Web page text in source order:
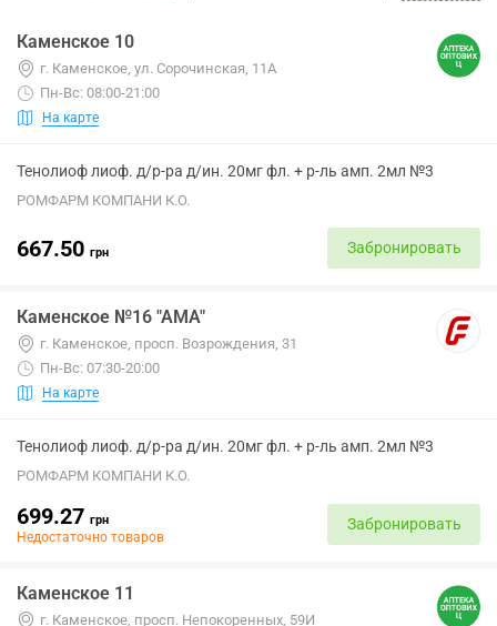
Каменское 10
г. Каменское, ул. Сорочинская, 11А
Пн-Вс: 08:00-21:00
На карте
Тенолиоф лиоф. д/р-ра д/ин. 20мг фл. + р-ль амп. 2мл №3
РОМФАРМ КОМПАНИ К.О.
667.50 грн Забронировать
Каменское №16 "АМА"
г. Каменское, просп. Возрождения, 31
Пн-Вс: 07:30-20:00
На карте
Тенолиоф лиоф. д/р-ра д/ин. 20мг фл. + р-ль амп. 2мл №3
РОМФАРМ КОМПАНИ К.О.
699.27 грн
Недостаточно товаров
Забронировать
Каменское 11
г. Каменское, просп. Непокоренных, 59И